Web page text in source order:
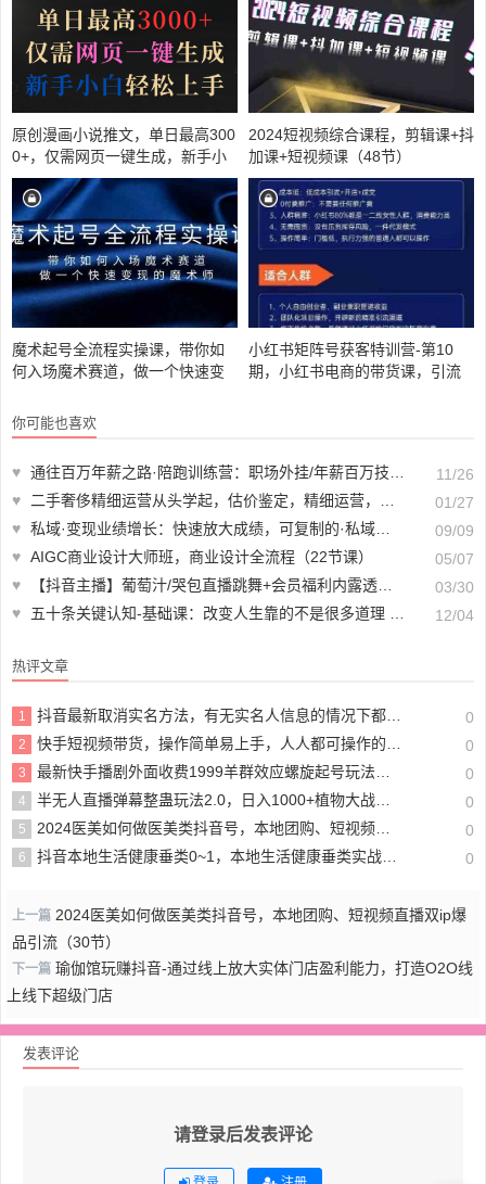
原创漫画小说推文，单日最高300
0+，仅需网页一键生成，新手小
白轻松上手
2024短视频综合课程，剪辑课+抖
加课+短视频课（48节）
魔术起号全流程实操课，带你如
何入场魔术赛道，做一个快速变
小红书矩阵号获客特训营-第10
期，小红书电商的带货课，引流
你可能也喜欢
♥ 通往百万年薪之路·陪跑训练营：职场外挂/年薪百万技巧/职业规划定制/等等
11/26
♥ 二手奢侈精细运营从头学起，估价鉴定，精细运营，细节操作（58节）
01/27
♥ 私域·变现业绩增长：快速放大成绩，可复制的·私域系统课程
09/09
♥ AIGC商业设计大师班，商业设计全流程（22节课）
05/07
♥
【抖音主播】葡萄汁/哭包直播跳舞+会员福利内露透毛 无水印 （21v/1.29g）
03/30
♥
五十条关键认知-基础课：改变人生靠的不是很多道理 而是关键 认知 12/04
热评文章
1 抖音最新取消实名方法，有无实名人信息的情况下都可以取消实名，自测 0
2 快手短视频带货，操作简单易上手，人人都可操作的长期稳定项目! 0
3 最新快手播剧外面收费1999羊群效应螺旋起号玩法配合流量日入几百完全没问题 0
4 半无人直播弹幕整蛊玩法2.0，日入1000+植物大战僵尸弹幕整蛊，撸礼物音浪效果很强大 0
5 2024医美如何做医美类抖音号，本地团购、短视频直播双ip爆品引流（30节） 0
6 抖音本地生活健康垂类0~1，本地生活健康垂类实战干货 0
上一篇 2024医美如何做医美类抖音号，本地团购、短视频直播双ip爆
品引流（30节）
下一篇 瑜伽馆玩赚抖音-通过线上放大实体门店盈利能力，打造O2O线
上线下超级门店
发表评论
请登录后发表评论